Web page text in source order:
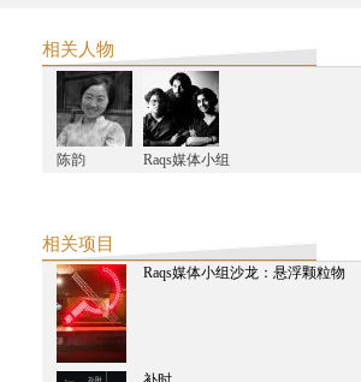
相关人物
陈韵 Raqs媒体小组
相关项目
Raqs媒体小组沙龙：悬浮颗粒物